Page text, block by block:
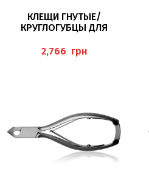
В КОРЗИНУ
КЛЕЩИ ГНУТЫЕ/
КРУГЛОГУБЦЫ ДЛЯ
СМ, ECO
грн